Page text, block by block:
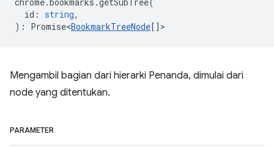
id : string,
) : Promise<BookmarkTreeNode [] >
Mengambil bagian dari hierarki Penanda, dimulai dari
node yang ditentukan.
PARAMETER